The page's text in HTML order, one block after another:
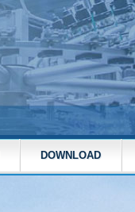
DOWNLOAD